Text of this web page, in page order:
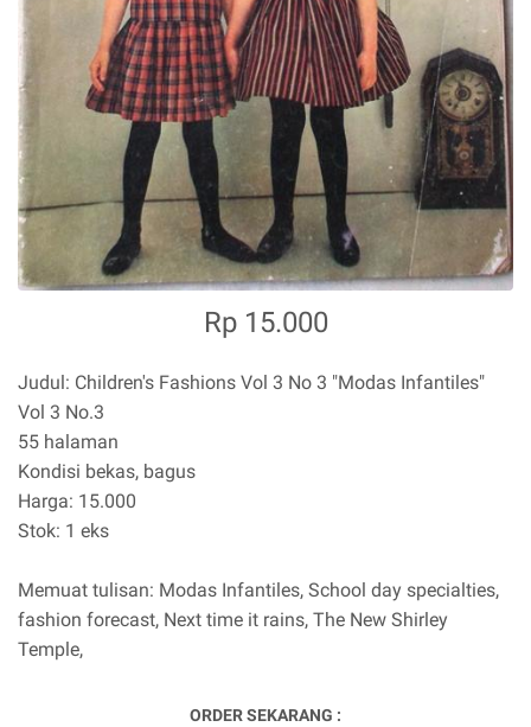
Rp 15.000
Judul: Children's Fashions Vol 3 No 3 "Modas Infantiles"
Vol 3 No.3
55 halaman
Kondisi bekas, bagus
Harga: 15.000
Stok: 1 eks
Memuat tulisan: Modas Infantiles, School day specialties,
fashion forecast, Next time it rains, The New Shirley
Temple,
ORDER SEKARANG :